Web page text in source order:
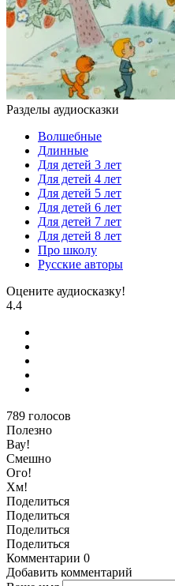
Разделы аудиосказки
Волшебные
Длинные
Для детей 3 лет
Для детей 4 лет
Для детей 5 лет
Для детей 6 лет
Для детей 7 лет
Для детей 8 лет
Про школу
Русские авторы
Оцените аудиосказку!
4.4
789 голосов
Полезно
Вау!
Смешно
Ого!
Хм!
Поделиться
Поделиться
Поделиться
Поделиться
Комментарии 0
Добавить комментарий